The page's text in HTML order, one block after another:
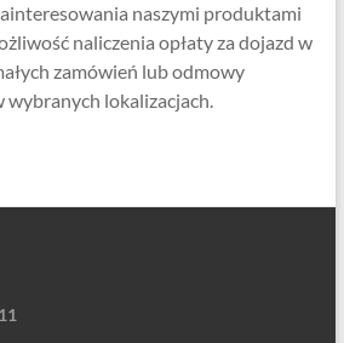
naszymi produktami
naliczenia opłaty za dojazd w
zamówień lub odmowy
wybranych lokalizacjach.